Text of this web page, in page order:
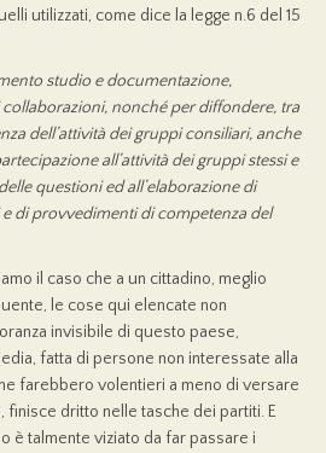
utilizzati, come dice la legge n.6 del 15
studio e documentazione,
collaborazioni, nonché per diffondere, tra
dell’attività dei gruppi consiliari, anche
all’attività dei gruppi stessi e
questioni ed all’elaborazione di
di provvedimenti di competenza del
il caso che a un cittadino, meglio
le cose qui elencate non
invisibile di questo paese,
fatta di persone non interessate alla
farebbero volentieri a meno di versare
finisce dritto nelle tasche dei partiti. E
è talmente viziato da far passare i